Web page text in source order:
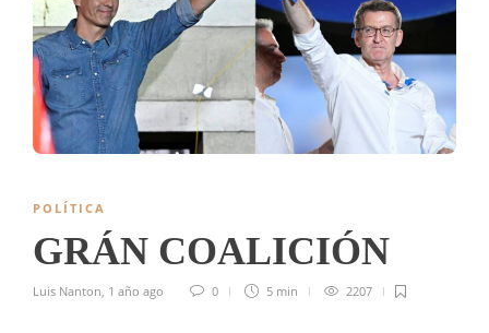
POLÍTICA
GRÁN COALICIÓN
Luis Nanton, 1 año ago 0 5 min 2207